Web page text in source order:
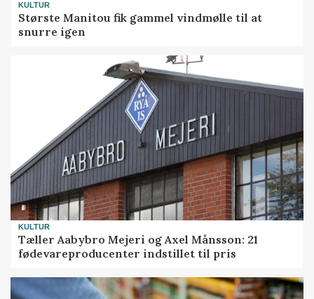
KULTUR
Største Manitou fik gammel vindmølle til at
snurre igen
KULTUR
Tæller Aabybro Mejeri og Axel Månsson: 21
fødevareproducenter indstillet til pris